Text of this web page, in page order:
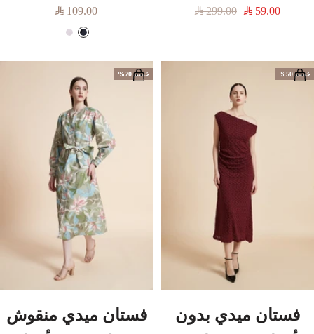
السعر
59.00
السعر
299.00
السعر
المخفَّض
109.00
أ
ر
ق
ك
ح
ل
ي
و
ي
خصم 50%
فستان ميدي بدون
خصم 70%
فستان ميدي منقوش